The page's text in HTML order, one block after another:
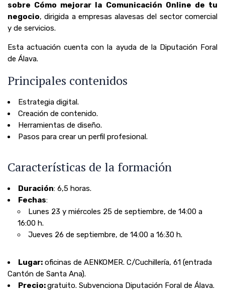
sobre Cómo mejorar la Comunicación Online de tu
negocio, dirigida a empresas alavesas del sector comercial
y de servicios.
Esta actuación cuenta con la ayuda de la Diputación Foral
de Álava.
Principales contenidos
Estrategia digital.
Creación de contenido.
Herramientas de diseño.
Pasos para crear un perfil profesional.
Características de la formación
Duración: 6,5 horas.
Fechas:
Lunes 23 y miércoles 25 de septiembre, de 14:00 a
16:00 h.
Jueves 26 de septiembre, de 14:00 a 16:30 h.
Lugar: oficinas de AENKOMER. C/Cuchillería, 61 (entrada
Cantón de Santa Ana).
Precio:gratuito. Subvenciona Diputación Foral de Álava.